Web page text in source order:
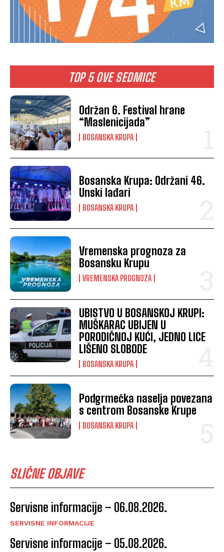
TOP 5 OVE SEDMICE
Održan 6. Festival hrane
“Maslenicijada”
BOSANSKA KRUPA
Bosanska Krupa: Održani 46.
Unski lađari
BOSANSKA KRUPA
Vremenska prognoza za
Bosansku Krupu
VREMENSKA PROGNOZA
UBISTVO U BOSANSKOJ KRUPI:
MUŠKARAC UBIJEN U
PORODIČNOJ KUĆI, JEDNO LICE
LIŠENO SLOBODE
BOSANSKA KRUPA
Podgrmečka naselja povezana
s centrom Bosanske Krupe
BOSANSKA KRUPA
SLIČNE OBJAVE
Servisne informacije – 06.08.2026.
SERVISNE INFORMACIJE
Servisne informacije – 05.08.2026.